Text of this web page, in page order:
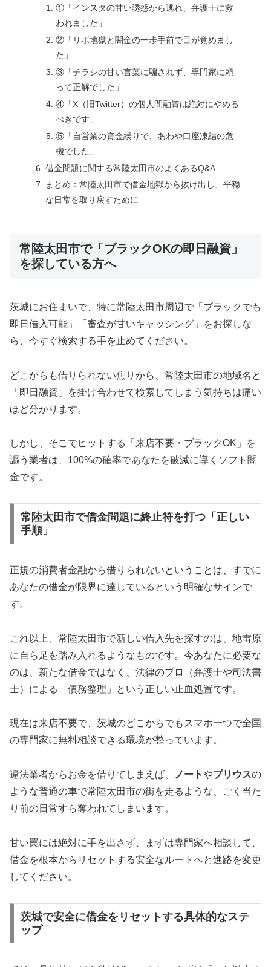
①「インスタの甘い誘惑から逃れ、弁護士に救
われました」
②「リボ地獄と闇金の一歩手前で目が覚めまし
た」
③「チラシの甘い言葉に騙されず、専門家に頼
って正解でした」
④「X（旧Twitter）の個人間融資は絶対にやめる
べきです」
⑤「自営業の資金繰りで、あわや口座凍結の危
機でした」
借金問題に関する常陸太田市のよくあるQ&A
まとめ：常陸太田市で借金地獄から抜け出し、平穏
な日常を取り戻すために
常陸太田市で「ブラックOKの即日融資」
を探している方へ
茨城にお住まいで、特に常陸太田市周辺で「ブラックでも
即日借入可能」「審査が甘いキャッシング」をお探しな
ら、今すぐ検索する手を止めてください。
どこからも借りられない焦りから、常陸太田市の地域名と
「即日融資」を掛け合わせて検索してしまう気持ちは痛い
ほど分かります。
しかし、そこでヒットする「来店不要・ブラックOK」を
謳う業者は、100%の確率であなたを破滅に導くソフト闇
金です。
常陸太田市で借金問題に終止符を打つ「正しい
手順」
正規の消費者金融から借りられないということは、すでに
あなたの借金が限界に達しているという明確なサインで
す。
これ以上、常陸太田市で新しい借入先を探すのは、地雷原
に自ら足を踏み入れるようなものです。今あなたに必要な
のは、新たな借金ではなく、法律のプロ（弁護士や司法書
士）による「債務整理」という正しい止血処置です。
現在は来店不要で、茨城のどこからでもスマホ一つで全国
の専門家に無料相談できる環境が整っています。
違法業者からお金を借りてしまえば、 ノートやプリウスの
ような普通の車で常陸太田市の街を走るような、ごく当た
り前の日常すら奪われてしまいます。
甘い罠には絶対に手を出さず、まずは専門家へ相談して、
借金を根本からリセットする安全なルートへと進路を変更
してください。
茨城で安全に借金をリセットする具体的なステ
ップ